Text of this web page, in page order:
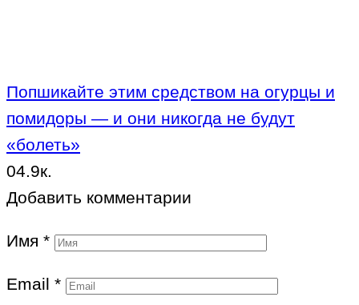
Попшикайте этим средством на огурцы и
помидоры — и они никогда не будут
«болеть»
04.9к.
Добавить комментарии
Имя *
Email *